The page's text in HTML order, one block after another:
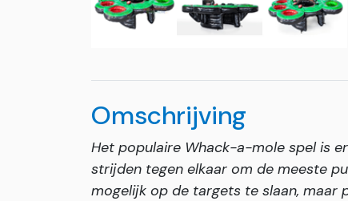
Omschrijving
Het populaire Whack-a-mole spel is
strijden tegen elkaar om de meeste
mogelijk op de targets te slaan,